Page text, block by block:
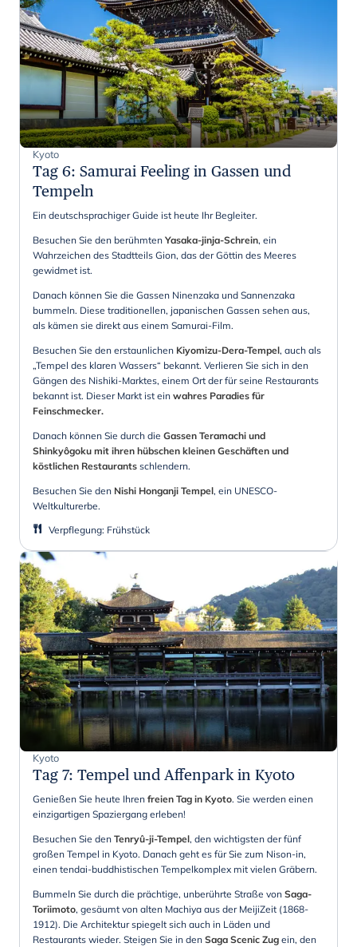
Kyoto
Tag 6: Samurai Feeling in Gassen und
Tempeln
Ein deutschsprachiger Guide ist heute Ihr Begleiter.
Besuchen Sie den berühmten Yasaka-jinja-Schrein, ein
Wahrzeichen des Stadtteils Gion, das der Göttin des Meeres
gewidmet ist.
Danach können Sie die Gassen Ninenzaka und Sannenzaka
bummeln. Diese traditionellen, japanischen Gassen sehen aus,
als kämen sie direkt aus einem Samurai-Film.
Besuchen Sie den erstaunlichen Kiyomizu-Dera-Tempel, auch als
„Tempel des klaren Wassers“ bekannt. Verlieren Sie sich in den
Gängen des Nishiki-Marktes, einem Ort der für seine Restaurants
bekannt ist. Dieser Markt ist ein wahres Paradies für
Feinschmecker.
Danach können Sie durch die Gassen Teramachi und
Shinkyôgoku mit ihren hübschen kleinen Geschäften und
köstlichen Restaurants schlendern.
Besuchen Sie den Nishi Honganji Tempel, ein UNESCO-
Weltkulturerbe.
Verpflegung: Frühstück
Kyoto
Tag 7: Tempel und Affenpark in Kyoto
Genießen Sie heute Ihren freien Tag in Kyoto. Sie werden einen
einzigartigen Spaziergang erleben!
Besuchen Sie den Tenryû-ji-Tempel, den wichtigsten der fünf
großen Tempel in Kyoto. Danach geht es für Sie zum Nison-in,
einen tendai-buddhistischen Tempelkomplex mit vielen Gräbern.
Bummeln Sie durch die prächtige, unberührte Straße von Saga-
Toriimoto, gesäumt von alten Machiya aus der MeijiZeit (1868-
1912). Die Architektur spiegelt sich auch in Läden und
Restaurants wieder. Steigen Sie in den Saga Scenic Zug ein, den